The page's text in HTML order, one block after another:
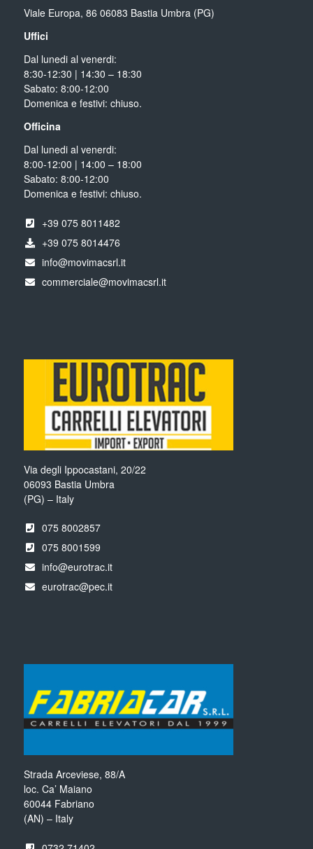
Viale Europa, 86 06083 Bastia Umbra (PG)
Uffici
Dal lunedi al venerdi:
8:30-12:30 | 14:30 – 18:30
Sabato: 8:00-12:00
Domenica e festivi: chiuso.
Officina
Dal lunedi al venerdi:
8:00-12:00 | 14:00 – 18:00
Sabato: 8:00-12:00
Domenica e festivi: chiuso.
+39 075 8011482
+39 075 8014476
info@movimacsrl.it
commerciale@movimacsrl.it
Via degli Ippocastani, 20/22
06093 Bastia Umbra
(PG) – Italy
075 8002857
075 8001599
info@eurotrac.it
eurotrac@pec.it
Strada Arceviese, 88/A
loc. Ca’ Maiano
60044 Fabriano
(AN) – Italy